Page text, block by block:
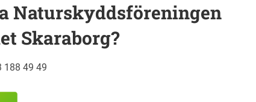
Naturskyddsföreningen
Skaraborg?
188 49 49